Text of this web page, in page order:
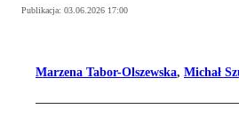
Publikacja: 03.06.2026 17:00
Marzena Tabor-Olszewska, Michał